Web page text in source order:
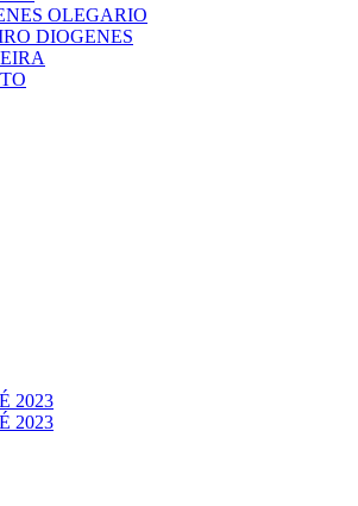
OLEGARIO
DIOGENES
2023
2023